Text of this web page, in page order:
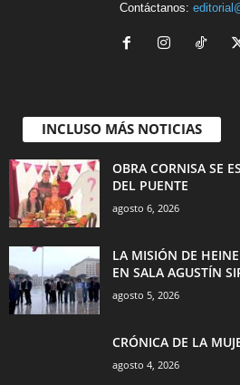
Contáctanos:
INCLUSO MÁS NOTICIAS
OBRA CORNISA SE
DEL PUENTE
agosto 6, 2026
LA MISIÓN DE
EN SALA AGUSTÍN
agosto 5, 2026
CRÓNICA DE LA
agosto 4, 2026